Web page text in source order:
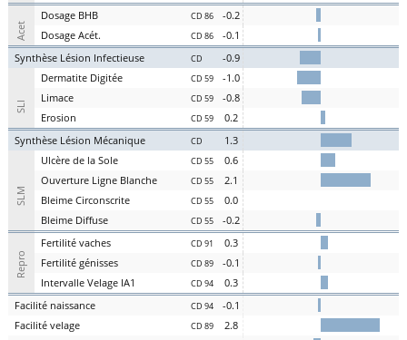
Acet
Dosage BHB CD 86
-0.2
Dosage Acét. CD 86
-0.1
Synthèse Lésion Infectieuse CD -0.9
SLI
Dermatite Digitée CD 59
-1.0
Limace CD 59
-0.8
Erosion CD 59
0.2
Synthèse Lésion Mécanique CD 1.3
SLM
Ulcère de la Sole CD 55
0.6
Ouverture Ligne Blanche CD 55
2.1
Bleime Circonscrite CD 55
0.0
Bleime Diffuse CD 55 -0.2
Repro
Fertilité vaches CD 91
0.3
Fertilité génisses CD 89
-0.1
Intervalle Velage IA1 CD 94
0.3
Facilité naissance CD 94
-0.1
Facilité velage CD 89
2.8